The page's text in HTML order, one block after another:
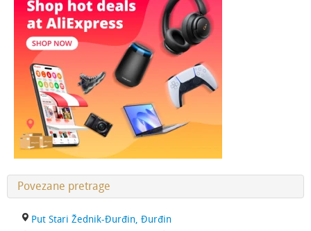
Povezane pretrage
Put Stari Žednik-Đurđin, Đurđin